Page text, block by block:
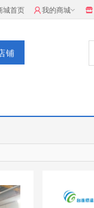
城首页 我的商城
铺